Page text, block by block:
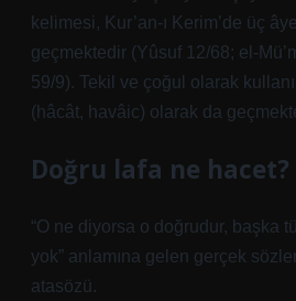
kelimesi, Kur’an-ı Kerim’de üç
geçmektedir (Yûsuf 12/68; el-
59/9). Tekil ve çoğul olarak
(hâcât, havâic) olarak da
Doğru lafa ne hacet?
“O ne diyorsa o doğrudur, başka
yok” anlamına gelen gerçek
atasözü.